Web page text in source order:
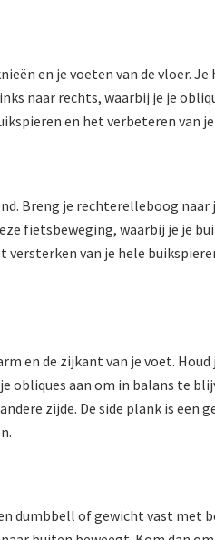
en je voeten van de vloer. Je
naar rechts, waarbij je je
en het verbeteren van
Breng je rechterelleboog
fietsbeweging, waarbij je je
van je hele
en de zijkant van je voet. Houd
aan om in balans te
zijde. De side plank is een
dumbbell of gewicht vast met